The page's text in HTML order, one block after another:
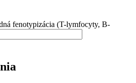
fenotypizácia (T-lymfocyty, B-